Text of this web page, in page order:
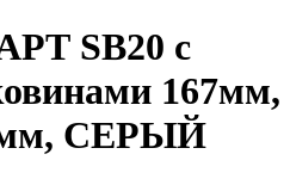
SB20 с
167мм,
СЕРЫЙ